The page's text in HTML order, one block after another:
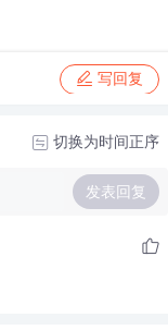
写回复
切换为时间正序
发表回复